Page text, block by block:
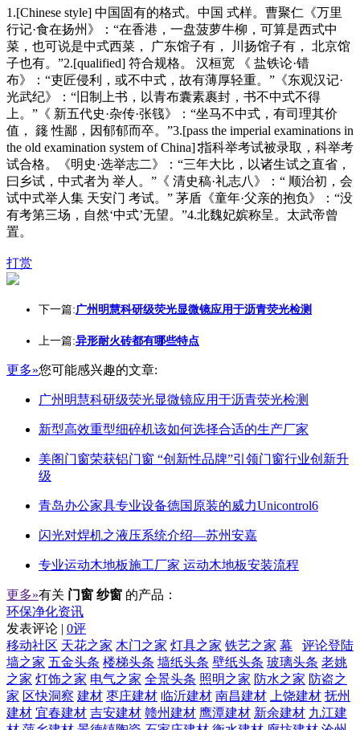
1.[Chinese style] 中国固有的格式。中国 式样。曹聚仁《万里
行记·食在扬州》：“在香港，一盘菠萝牛柳，可算是西式中
菜，也可说是中式西菜， 广东馆子有， 川扬馆子有， 北京馆
子也有。”2.[qualified] 符合规格。 汉桓宽 《 盐铁论·错
布》：“吏匠侵利，或不中式，故有薄厚轻重。”《东观汉记·
光武纪》：“旧制上书，以青布囊素裹封，书不中式不得
上。”《 新五代史·杂传·张篯》：“坐马不中式，有司理其价
值， 籛 性鄙，因郁郁而卒。”3.[pass the imperial examinations in
the old examination system of China]∶指科举考试被录取，科举考
试合格。《明史·选举志二》：“三年大比，以诸生试之直省，
曰乡试，中式者为 举人。”《 清史稿·礼志八》：“ 顺治初，会
试中式举人集 天安门 考试。” 茅盾《童年·父亲的抱负》：“没
有考第三场，自然‘中式’无望。”4.北魏妃嫔称呈。太武帝曾
置。
打赏
下一篇:广州明慧科研级荧光显微镜应用于沥青荧光检测
上一篇:异形耐火砖都有哪些特点
更多»您可能感兴趣的文章:
广州明慧科研级荧光显微镜应用于沥青荧光检测
新型高效重型细碎机该如何选择合适的生产厂家
美阁门窗荣获铝门窗 “创新性品牌”引领门窗行业创新升
级
青岛办公家具专业设备德国原装的威力Unicontrol6
闪光对焊机之液压系统介绍—苏州安嘉
专业运动木地板施工厂家 运动木地板安装流程
更多»有关 门窗 纱窗 的产品：
环保净化资讯
发表评论 | 0评
评论登陆
移动社区 天花之家 木门之家 灯具之家 铁艺之家 幕
墙之家 五金头条 楼梯头条 墙纸头条 壁纸头条 玻璃头条 老姚
之家 灯饰之家 电气之家 全景头条 照明之家 防水之家 防盗之
家 区快洞察 建材 枣庄建材 临沂建材 南昌建材 上饶建材 抚州
建材 宜春建材 吉安建材 赣州建材 鹰潭建材 新余建材 九江建